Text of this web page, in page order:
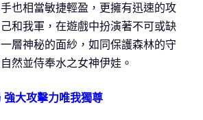
也相當敏捷輕盈，更擁有迅速的攻
和我軍，在遊戲中扮演著不可或缺
層神秘的面紗，如同保護森林的守
然並侍奉水之女神伊娃。
大攻擊力唯我獨尊